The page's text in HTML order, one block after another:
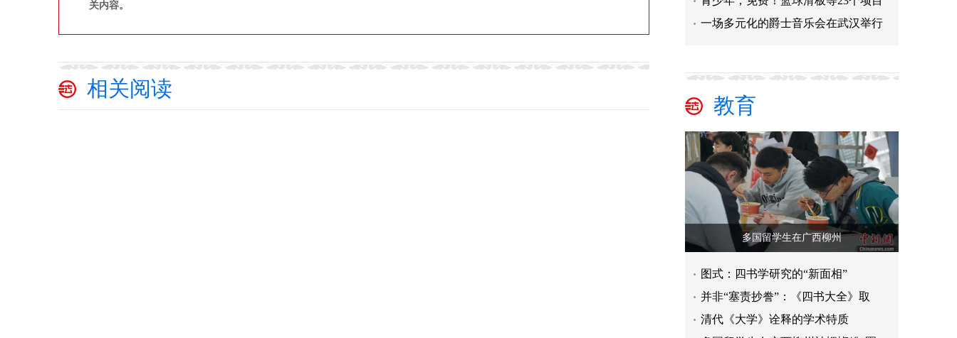
关内容。
相关阅读
一场多元化的爵士音乐会在武汉举行
教育
多国留学生在广西柳州
图式：四书学研究的“新面相”
并非“塞责抄誊”：《四书大全》取
清代《大学》诠释的学术特质